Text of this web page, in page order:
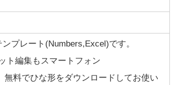
プレート(Numbers,Excel)です。
ト編集もスマートフォン
無料でひな形をダウンロードしてお使い